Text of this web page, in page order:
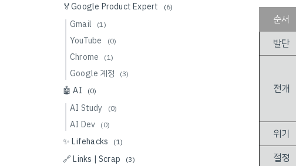
순서
발단
전개
위기
절정
🏅Google Product Expert (6)
Gmail (1)
YouTube (0)
Chrome (1)
Google 계정 (3)
🤖 AI (0)
AI Study (0)
AI Dev (0)
✨ Lifehacks (1)
🔗 Links | Scrap (3)